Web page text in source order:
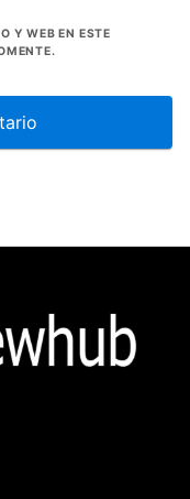
Y WEB EN ESTE